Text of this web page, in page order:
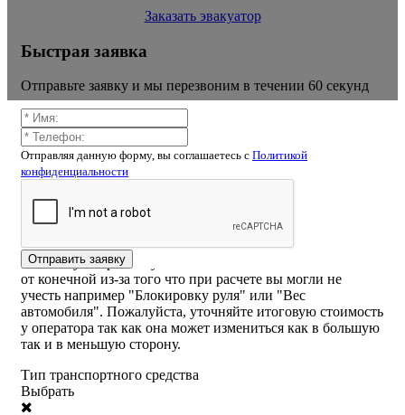
Заказать эвакуатор
Быстрая заявка
Отправьте заявку и мы перезвоним в течении 60 секунд
Отправляя данную форму, вы соглашаетесь c Политикой
конфиденциальности
Отправить заявку
Калькулятор расчёта стоимости
эвакуатора старониколаево
ВНИМАНИЕ! Стоимость рассчитанная самостоятельно
на калькуляторе или указанная на сайте может отличаться
от конечной из-за того что при расчете вы могли не
учесть например "Блокировку руля" или "Вес
автомобиля". Пожалуйста, уточняйте итоговую стоимость
у оператора так как она может измениться как в большую
так и в меньшую сторону.
Тип транспортного средства
Выбрать